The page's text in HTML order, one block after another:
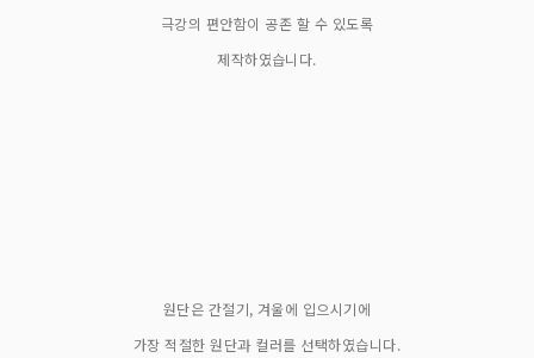
극강의 편안함이 공존 할 수 있도록
제작하였습니다.
원단은 간절기, 겨울에 입으시기에
가장 적절한 원단과 컬러를 선택하였습니다.